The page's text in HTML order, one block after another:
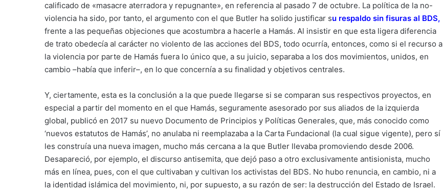
calificado de «masacre aterradora y repugnante», en referencia al pasado 7 de octubre. La política de la no-
violencia ha sido, por tanto, el argumento con el que Butler ha solido justificar su respaldo sin fisuras al BDS,
frente a las pequeñas objeciones que acostumbra a hacerle a Hamás. Al insistir en que esta ligera diferencia
de trato obedecía al carácter no violento de las acciones del BDS, todo ocurría, entonces, como si el recurso a
la violencia por parte de Hamás fuera lo único que, a su juicio, separaba a los dos movimientos, unidos, en
cambio –había que inferir–, en lo que concernía a su finalidad y objetivos centrales.
Y, ciertamente, esta es la conclusión a la que puede llegarse si se comparan sus respectivos proyectos, en
especial a partir del momento en el que Hamás, seguramente asesorado por sus aliados de la izquierda
global, publicó en 2017 su nuevo Documento de Principios y Políticas Generales, que, más conocido como
‘nuevos estatutos de Hamás’, no anulaba ni reemplazaba a la Carta Fundacional (la cual sigue vigente), pero sí
les construía una nueva imagen, mucho más cercana a la que Butler llevaba promoviendo desde 2006.
Desapareció, por ejemplo, el discurso antisemita, que dejó paso a otro exclusivamente antisionista, mucho
más en línea, pues, con el que cultivaban y cultivan los activistas del BDS. No hubo renuncia, en cambio, ni a
la identidad islámica del movimiento, ni, por supuesto, a su razón de ser: la destrucción del Estado de Israel.